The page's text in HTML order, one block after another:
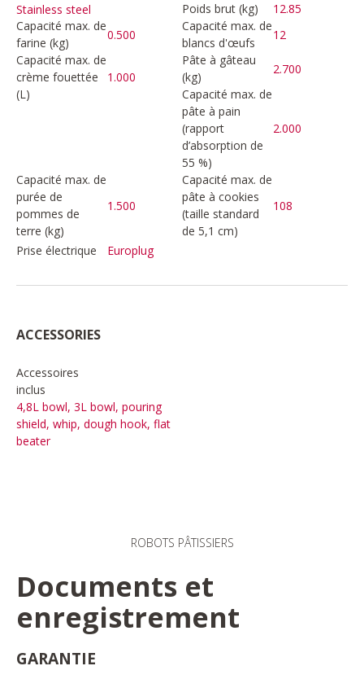
Stainless steel
Poids brut (kg)
12.85
Capacité max. de
farine (kg)
0.500
Capacité max. de
blancs d'œufs
12
Capacité max. de
crème fouettée
(L)
1.000
Pâte à gâteau
(kg)
2.700
Capacité max. de
pâte à pain
(rapport
d’absorption de
55 %)
2.000
Capacité max. de
purée de
pommes de
terre (kg)
1.500
Capacité max. de
pâte à cookies
(taille standard
de 5,1 cm)
108
Prise électrique Europlug
ACCESSORIES
Accessoires
inclus
4,8L bowl, 3L bowl, pouring
shield, whip, dough hook, flat
beater
ROBOTS PÂTISSIERS
Documents et
enregistrement
GARANTIE